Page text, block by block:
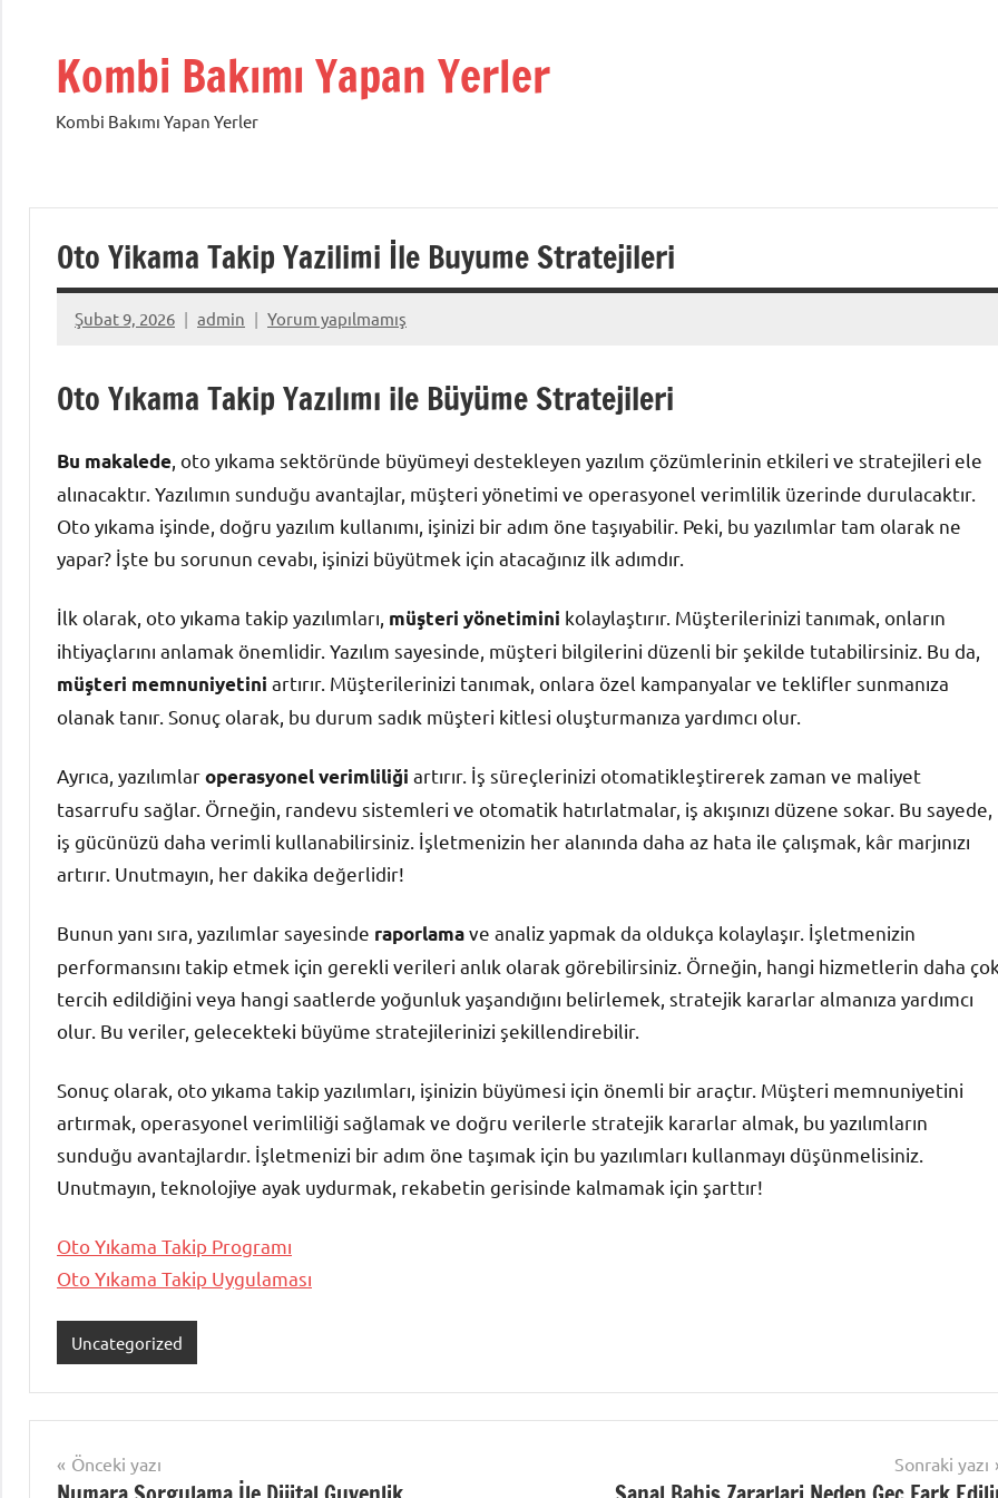
Kombi Bakımı Yapan Yerler
Kombi Bakımı Yapan Yerler
Oto Yikama Takip Yazilimi İle Buyume Stratejileri
Şubat 9, 2026 admin Yorum yapılmamış
Oto Yıkama Takip Yazılımı ile Büyüme Stratejileri
Bu makalede , oto yıkama sektöründe büyümeyi destekleyen yazılım çözümlerinin etkileri ve stratejileri ele
alınacaktır. Yazılımın sunduğu avantajlar, müşteri yönetimi ve operasyonel verimlilik üzerinde durulacaktır.
Oto yıkama işinde, doğru yazılım kullanımı, işinizi bir adım öne taşıyabilir. Peki, bu yazılımlar tam olarak ne
yapar? İşte bu sorunun cevabı, işinizi büyütmek için atacağınız ilk adımdır.
İlk olarak, oto yıkama takip yazılımları, müşteri yönetimini kolaylaştırır. Müşterilerinizi tanımak, onların
ihtiyaçlarını anlamak önemlidir. Yazılım sayesinde, müşteri bilgilerini düzenli bir şekilde tutabilirsiniz. Bu da,
müşteri memnuniyetini artırır. Müşterilerinizi tanımak, onlara özel kampanyalar ve teklifler sunmanıza
olanak tanır. Sonuç olarak, bu durum sadık müşteri kitlesi oluşturmanıza yardımcı olur.
Ayrıca, yazılımlaroperasyonel verimliliği artırır. İş süreçlerinizi otomatikleştirerek zaman ve maliyet
tasarrufu sağlar. Örneğin, randevu sistemleri ve otomatik hatırlatmalar, iş akışınızı düzene sokar. Bu sayede,
iş gücünüzü daha verimli kullanabilirsiniz. İşletmenizin her alanında daha az hata ile çalışmak, kâr marjınızı
artırır. Unutmayın, her dakika değerlidir!
Bunun yanı sıra, yazılımlar sayesinde raporlamave analiz yapmak da oldukça kolaylaşır. İşletmenizin
performansını takip etmek için gerekli verileri anlık olarak görebilirsiniz. Örneğin, hangi hizmetlerin daha
tercih edildiğini veya hangi saatlerde yoğunluk yaşandığını belirlemek, stratejik kararlar almanıza yardımcı
olur. Bu veriler, gelecekteki büyüme stratejilerinizi şekillendirebilir.
Sonuç olarak, oto yıkama takip yazılımları, işinizin büyümesi için önemli bir araçtır. Müşteri memnuniyetini
artırmak, operasyonel verimliliği sağlamak ve doğru verilerle stratejik kararlar almak, bu yazılımların
sunduğu avantajlardır. İşletmenizi bir adım öne taşımak için bu yazılımları kullanmayı düşünmelisiniz.
Unutmayın, teknolojiye ayak uydurmak, rekabetin gerisinde kalmamak için şarttır!
Oto Yıkama Takip Programı
Oto Yıkama Takip Uygulaması
Uncategorized
Yazı
Önceki yazı Sonraki yazı